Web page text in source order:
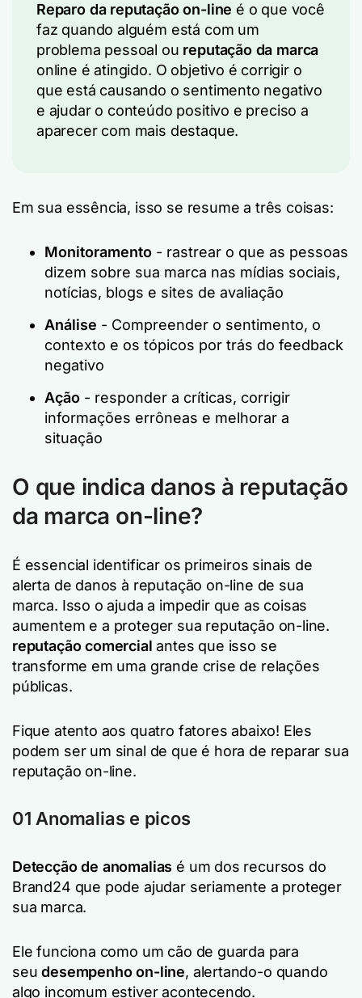
Reparo da reputação on-line é o que você
faz quando alguém está com um
problema pessoal ou reputação da marca
online é atingido. O objetivo é corrigir o
que está causando o sentimento negativo
e ajudar o conteúdo positivo e preciso a
aparecer com mais destaque.
Em sua essência, isso se resume a três coisas:
Monitoramento - rastrear o que as pessoas
dizem sobre sua marca nas mídias sociais,
notícias, blogs e sites de avaliação
Análise - Compreender o sentimento, o
contexto e os tópicos por trás do feedback
negativo
Ação - responder a críticas, corrigir
informações errôneas e melhorar a
situação
O que indica danos à reputação
da marca on-line?
É essencial identificar os primeiros sinais de
alerta de danos à reputação on-line de sua
marca. Isso o ajuda a impedir que as coisas
aumentem e a proteger sua reputação on-line.
reputação comercial antes que isso se
transforme em uma grande crise de relações
públicas.
Fique atento aos quatro fatores abaixo! Eles
podem ser um sinal de que é hora de reparar sua
reputação on-line.
01 Anomalias e picos
Detecção de anomalias é um dos recursos do
Brand24 que pode ajudar seriamente a proteger
sua marca.
Ele funciona como um cão de guarda para
seudesempenho on-line, alertando-o quando
algo incomum estiver acontecendo.